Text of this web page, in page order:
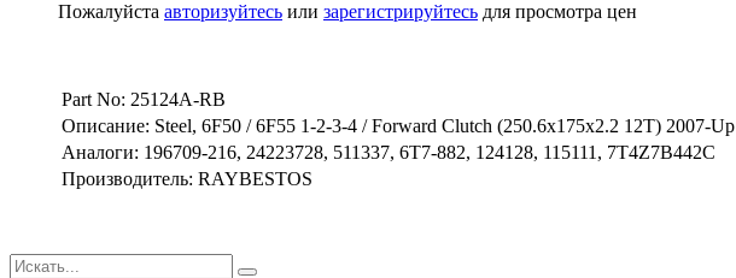
Пожалуйста авторизуйтесь или зарегистрируйтесь для просмотра цен
Part No: 25124A-RB
Описание: Steel, 6F50 / 6F55 1-2-3-4 / Forward Clutch (250.6x175x2.2 12T) 2007-Up
Аналоги: 196709-216, 24223728, 511337, 6T7-882, 124128, 115111, 7T4Z7B442C
Производитель: RAYBESTOS